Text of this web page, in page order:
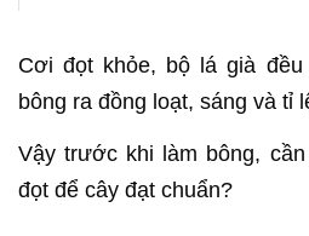
Cơi đọt khỏe, bộ lá già
bông ra đồng loạt, sáng và tỉ
Vậy trước khi làm bông,
đọt để cây đạt chuẩn?